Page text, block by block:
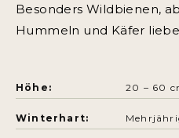
Besonders Wildbienen,
Hummeln und Käfer
Höhe: 20 – 60
Winterhart: